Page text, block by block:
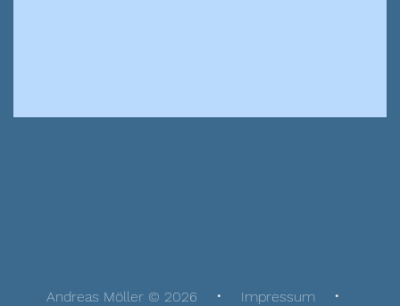
Andreas Möller © 2026 Impressum